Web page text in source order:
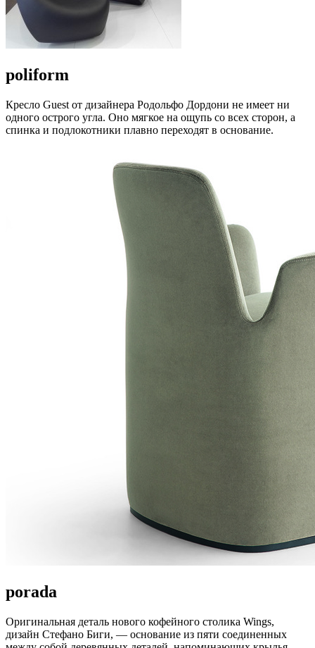
poliform
Кресло Guest от дизайнера Родольфо Дордони не имеет ни
одного острого угла. Оно мягкое на ощупь со всех сторон, а
спинка и подлокотники плавно переходят в основание.
porada
Оригинальная деталь нового кофейного столика Wings,
дизайн Стефано Биги, — основание из пяти соединенных